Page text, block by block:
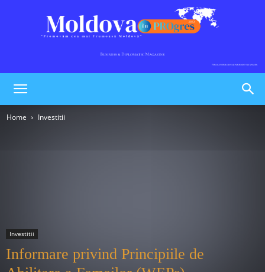
Home Investitii
Investitii
Informare privind Principiile de